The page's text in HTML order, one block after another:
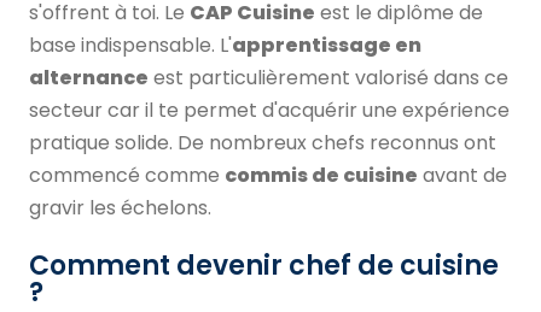
s'offrent à toi. Le CAP Cuisine est le diplôme de
base indispensable. L'apprentissage en
alternance est particulièrement valorisé dans ce
secteur car il te permet d'acquérir une expérience
pratique solide. De nombreux chefs reconnus ont
commencé comme commis de cuisine avant de
gravir les échelons.
Comment devenir chef de cuisine
?